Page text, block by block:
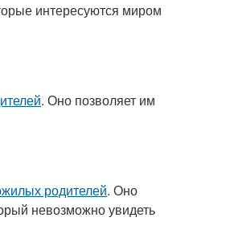
интересуются миром
. Оно позволяет им
родителей. Оно
невозможно увидеть